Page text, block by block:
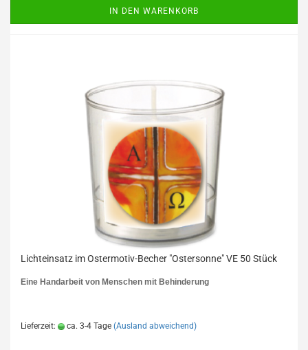
IN DEN WARENKORB
Lichteinsatz im Ostermotiv-Becher "Ostersonne" VE 50 Stück
Eine Handarbeit von Menschen mit Behinderung
Lieferzeit: ca. 3-4 Tage (Ausland abweichend)